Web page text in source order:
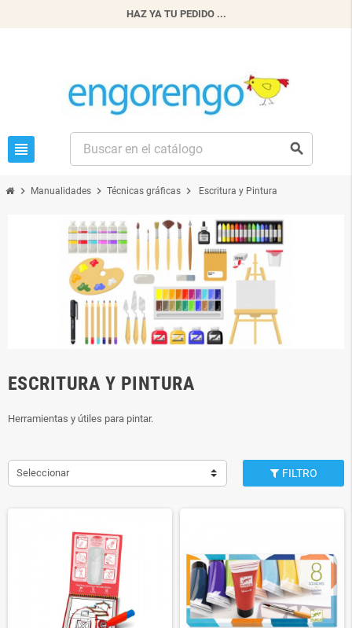
HAZ YA TU PEDIDO ...
view_headline search
chevron_right Manualidades chevron_right Técnicas gráficas chevron_right Escritura y Pintura
ESCRITURA Y PINTURA
Herramientas y útiles para pintar.
Seleccionar FILTRO